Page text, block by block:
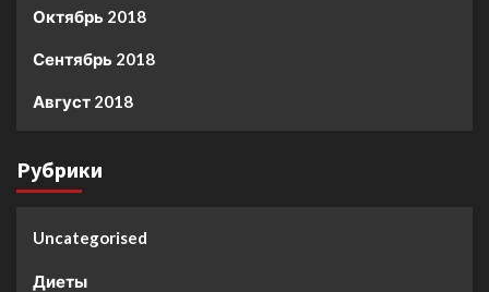
Октябрь 2018
Сентябрь 2018
Август 2018
Рубрики
Uncategorised
Диеты